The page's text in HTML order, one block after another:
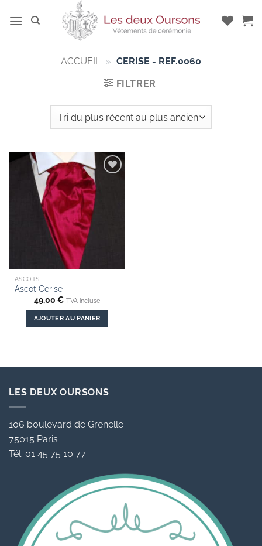
au
ACCUEIL » CERISE - REF.0060
FILTRER
wishlist
ASCOTS
Ascot Cerise
49,00 € TVA incluse
AJOUTER AU PANIER
LES DEUX OURSONS
106 boulevard de Grenelle
75015 Paris
Tél. 01 45 75 10 77